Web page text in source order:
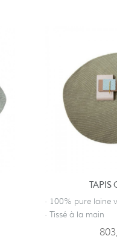
TAPIS
· 100% pure laine
· Tissé à la main